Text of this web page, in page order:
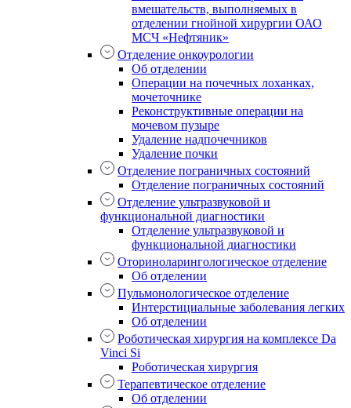
вмешательств, выполняемых в
отделении гнойной хирургии ОАО
МСЧ «Нефтяник»
Отделение онкоурологии
Об отделении
Операции на почечных лоханках,
мочеточнике
Реконструктивные операции на
мочевом пузыре
Удаление надпочечников
Удаление почки
Отделение пограничных состояний
Отделение пограничных состояний
Отделение ультразвуковой и
функциональной диагностики
Отделение ультразвуковой и
функциональной диагностики
Оториноларингологическое отделение
Об отделении
Пульмонологическое отделение
Интерстициальные заболевания легких
Об отделении
Роботическая хирургия на комплексе Da
Vinci Si
Роботическая хирургия
Терапевтическое отделение
Об отделении